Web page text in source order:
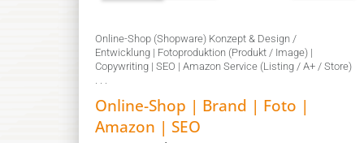
Online-Shop (Shopware) Konzept & Design /
Entwicklung | Fotoproduktion (Produkt / Image) |
Copywriting | SEO | Amazon Service (Listing / A+ / Store)
. . .
Online-Shop | Brand | Foto |
Amazon | SEO